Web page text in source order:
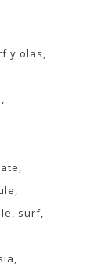
y olas
surf